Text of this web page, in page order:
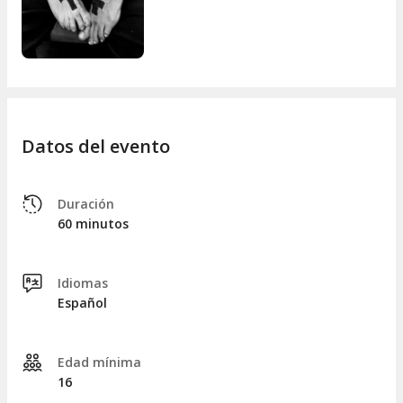
tocar el pico del bien...
Vivir la vida de forma
estímulos externos que hacen y nos obligan a estar a la
Nadie tiene la verdad absoluta en sus manos, ni posee la
llave del bien y del mal aunque a veces lo pensemos.
¡Vive y deja vivir!"
Datos del evento
Duración
60 minutos
Idiomas
Español
Edad mínima
16